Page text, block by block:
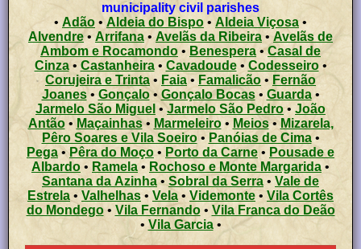
municipality civil parishes
• Adão •Aldeia do Bispo • Aldeia Viçosa•
Alvendre •Arrifana • Avelãs da Ribeira • Avelãs de
Ambom e Rocamondo • Benespera •Casal de
Cinza • Castanheira• Cavadoude•Codesseiro•
Corujeira e Trinta • Faia • Famalicão • Fernão
Joanes•Gonçalo•Gonçalo Bocas• Guarda•
Jarmelo São Miguel •Jarmelo São Pedro • João
Antão• Maçainhas• Marmeleiro • Meios• Mizarela,
Pêro Soares e Vila Soeiro • Panóias de Cima•
Pega•Pêra do Moço• Porto da Carne • Pousade e
Albardo • Ramela • Rochoso e Monte Margarida •
Santana da Azinha•Sobral da Serra • Vale de
Estrela • Valhelhas• Vela • Videmonte • Vila Cortês
do Mondego• Vila Fernando• Vila Franca do Deão
• Vila Garcia •